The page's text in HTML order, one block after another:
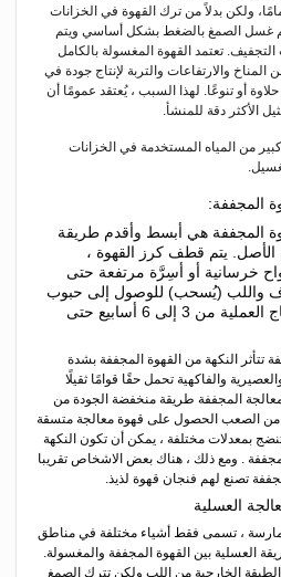
ولكن بدلاً من ترك القهوة في الخزانات
يتم غسل الصمغ بالضغط بشكل أساسي ويتم
تعتمد القهوة المغسولة بالكامل
والارتفاعات والتربة لإنتاج جودة في
أو تنوعًا. لهذا السبب ، يُعتقد عمومًا أن
الأكثر دقة للمنشأ.
من المياه المستخدمة في الخزانات
المجففة:
المجففة هي أبسط وأقدم طريقة
يتم قطف كرز القهوة ،
خرسانية أو أسِرَّة مرتفعة حتى
واللب (يُسحب) للوصول إلى حبوب
القهوة الخضراء بالداخل. تحتاج العملية من 3 إلى 6 أسابيع حتى
النكهة من القهوة المجففة بشدة
والفاكهية تحمل حقًا قوامًا ثقيلًا
المجففة طريقة منخفضة الجودة من
الصعب الحصول على قهوة معالجة متسقة
بمعدلات مختلفة ، يمكن أن تكون النكهة
. ومع ذلك ، هناك بعض الاشخاص تقريبا
العسلية
، تسمى فقط أشياء مختلفة في مناطق
العسلية بين القهوة المجففة والمغسولة.
الطبقة الخارجية من اللب ولكن تترك الصمغ